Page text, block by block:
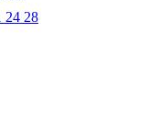
24 28